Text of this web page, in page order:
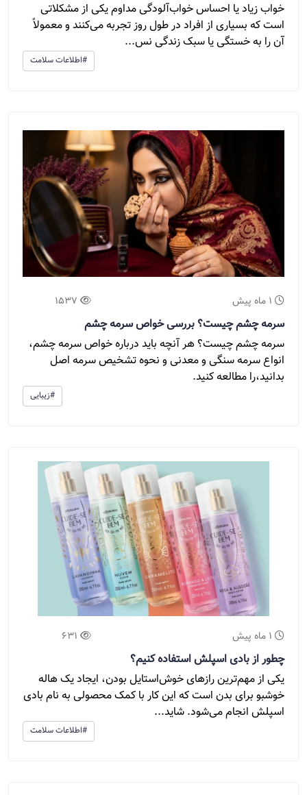
خواب زیاد یا احساس خواب‌آلودگی مداوم یکی از مشکلاتی
است که بسیاری از افراد در طول روز تجربه می‌کنند و معمولاً
آن را به خستگی یا سبک زندگی نس...
#اطلاعات سلامت
1 ماه پیش 1537
سرمه چشم چیست؟ بررسی خواص سرمه چشم
سرمه چشم چیست؟ هر آنچه باید درباره خواص سرمه چشم،
انواع سرمه سنگی و معدنی و نحوه تشخیص سرمه اصل
بدانید،را مطالعه کنید.
#زیبایی
1 ماه پیش 631
چطور از بادی اسپلش استفاده کنیم؟
یکی از مهم‌ترین رازهای خوش‌استایل بودن، ایجاد یک هاله
خوشبو برای بدن است که این کار با کمک محصولی به نام بادی
اسپلش انجام می‌شود. شاید...
#اطلاعات سلامت